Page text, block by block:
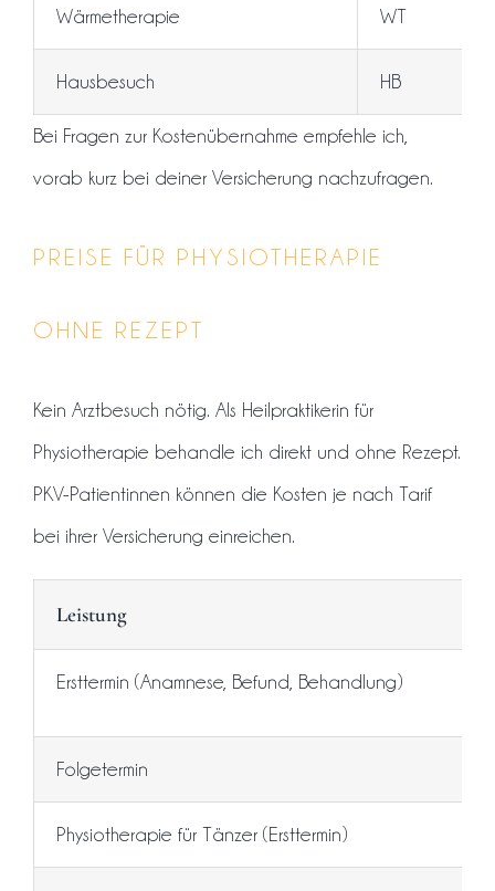
Wärmetherapie WT
Hausbesuch HB
Bei Fragen zur Kostenübernahme empfehle ich,
vorab kurz bei deiner Versicherung nachzufragen.
PREISE FÜR PHYSIOTHERAPIE
OHNE REZEPT
Kein Arztbesuch nötig. Als Heilpraktikerin für
Physiotherapie behandle ich direkt und ohne Rezept.
PKV-Patientinnen können die Kosten je nach Tarif
bei ihrer Versicherung einreichen.
Leistung
Ersttermin (Anamnese, Befund, Behandlung)
Folgetermin
Physiotherapie für Tänzer (Ersttermin)